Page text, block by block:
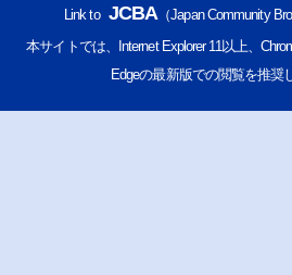
Link to JCBA （Japan Community
本サイトでは、Internet Explorer 11以上、
Edgeの最新版での閲覧を推奨